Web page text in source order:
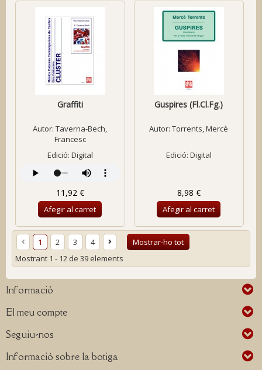
Graffiti
Autor:Taverna-Bech,
Francesc
Edició: Digital
11,92 €
Afegir al carret
Guspires (Fl.Cl.Fg.)
Autor:Torrents, Mercè
Edició: Digital
8,98 €
Afegir al carret
Mostrar-ho tot
1 2 3
4
Mostrant 1 - 12 de 39 elements
Informació
El meu compte
Seguiu-nos
Informació sobre la botiga